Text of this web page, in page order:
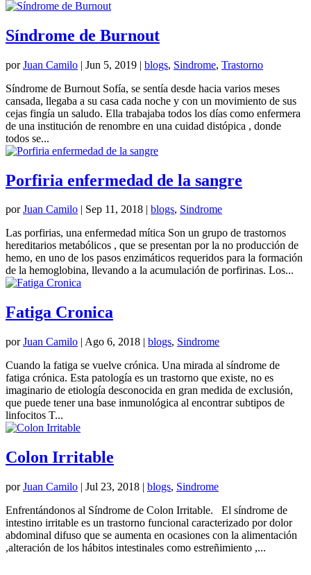
Síndrome de Burnout
porJuan Camilo | Jun 5, 2019 | blogs, Sindrome, Trastorno
Síndrome de Burnout Sofía, se sentía desde hacia varios meses
cansada, llegaba a su casa cada noche y con un movimiento de sus
cejas fingía un saludo. Ella trabajaba todos los días como enfermera
de una institución de renombre en una cuidad distópica , donde
todos se...
Porfiria enfermedad de la sangre
porJuan Camilo | Sep 11, 2018 | blogs, Sindrome
Las porfirias, una enfermedad mítica Son un grupo de trastornos
hereditarios metabólicos , que se presentan por la no producción de
hemo, en uno de los pasos enzimáticos requeridos para la formación
de la hemoglobina, llevando a la acumulación de porfirinas. Los...
Fatiga Cronica
porJuan Camilo | Ago 6, 2018 | blogs, Sindrome
Cuando la fatiga se vuelve crónica. Una mirada al síndrome de
fatiga crónica. Esta patología es un trastorno que existe, no es
imaginario de etiología desconocida en gran medida de exclusión,
que puede tener una base inmunológica al encontrar subtipos de
linfocitos T...
Colon Irritable
porJuan Camilo | Jul 23, 2018 | blogs, Sindrome
Enfrentándonos al Síndrome de Colon Irritable. El síndrome de
intestino irritable es un trastorno funcional caracterizado por dolor
abdominal difuso que se aumenta en ocasiones con la alimentación
,alteración de los hábitos intestinales como estreñimiento ,...